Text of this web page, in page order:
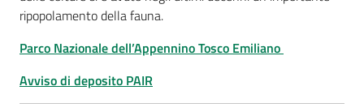
ripopolamento della fauna.
Parco Nazionale dell’Appennino Tosco Emiliano
Avviso di deposito PAIR